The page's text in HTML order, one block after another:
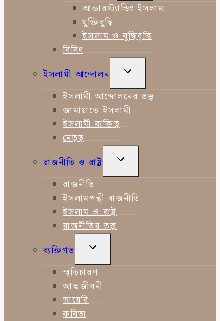
MENU
আন্ডারস্ট্যান্ডিং ইসলাম
যুক্তিবুদ্ধি
ইসলাম ও বুদ্ধিবৃত্তি
বিবিধ
ইসলামী আন্দোলন
TOGGLE
MENU
ইসলামী আন্দোলনের তত্ত্ব
জামায়াতে ইসলামী
ইসলামী ব্যক্তিত্ব
নেতৃত্ব
রাজনীতি ও রাষ্ট্র
TOGGLE
রাজনীতি
ইসলামপন্থী রাজনীতি
ইসলাম ও রাষ্ট্র
রাজনীতির তত্ত্ব
ব্যক্তিগত
TOGGLE
MENU
স্মৃতিচারণ
আত্মজীবনী
ডায়েরি
কবিতা